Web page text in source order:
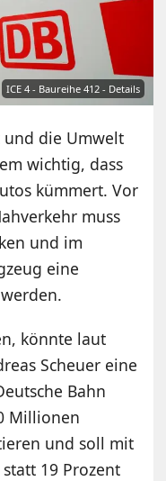
ICE 4 - Baureihe 412 - Details
die Umwelt
wichtig, dass
kümmert. Vor
muss
und im
eine
könnte laut
Scheuer eine
Bahn
Millionen
und soll mit
19 Prozent